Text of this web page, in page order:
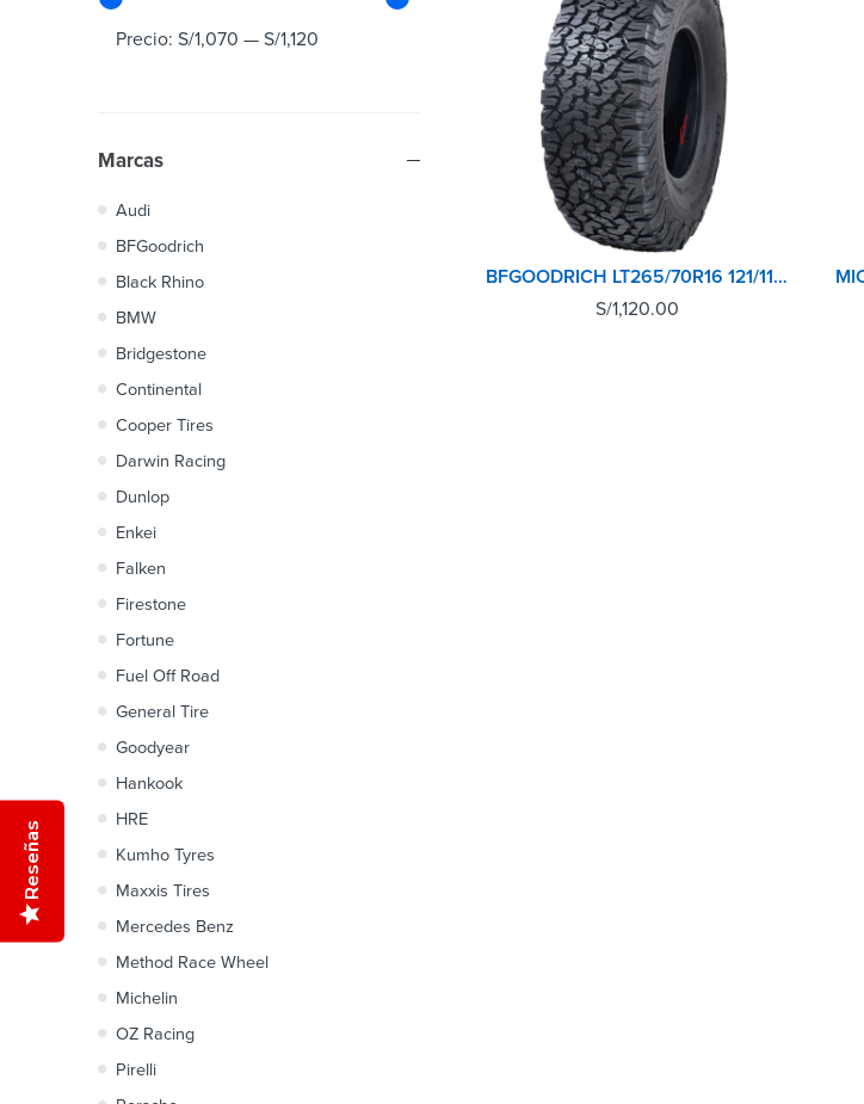
BFGOODRICH LT265/70R16 121/118S LRE ALL-TERRAIN T/A KO2
S/1,120.00
Precio: S/1,070 — S/1,120
Marcas
Audi
BFGoodrich
Black Rhino
BMW
Bridgestone
Continental
Cooper Tires
Darwin Racing
Dunlop
Enkei
Falken
Firestone
Fortune
Fuel Off Road
General Tire
Goodyear
Hankook
HRE
Kumho Tyres
Maxxis Tires
Mercedes Benz
Method Race Wheel
Michelin
OZ Racing
Pirelli
Reseñas